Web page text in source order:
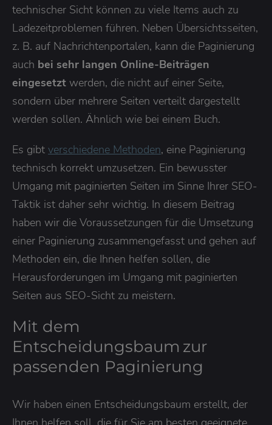
technischer Sicht können zu viele Items auch zu
Ladezeitproblemen führen. Neben Übersichtsseiten,
z. B. auf Nachrichtenportalen, kann die Paginierung
auch bei sehr langen Online-Beiträgen
eingesetzt werden, die nicht auf einer Seite,
sondern über mehrere Seiten verteilt dargestellt
werden sollen. Ähnlich wie bei einem Buch.
Es gibt verschiedene Methoden, eine Paginierung
technisch korrekt umzusetzen. Ein bewusster
Umgang mit paginierten Seiten im Sinne Ihrer SEO-
Taktik ist daher sehr wichtig. In diesem Beitrag
haben wir die Voraussetzungen für die Umsetzung
einer Paginierung zusammengefasst und gehen auf
Methoden ein, die Ihnen helfen sollen, die
Herausforderungen im Umgang mit paginierten
Seiten aus SEO-Sicht zu meistern.
Mit dem
Entscheidungsbaum zur
passenden Paginierung
Wir haben einen Entscheidungsbaum erstellt, der